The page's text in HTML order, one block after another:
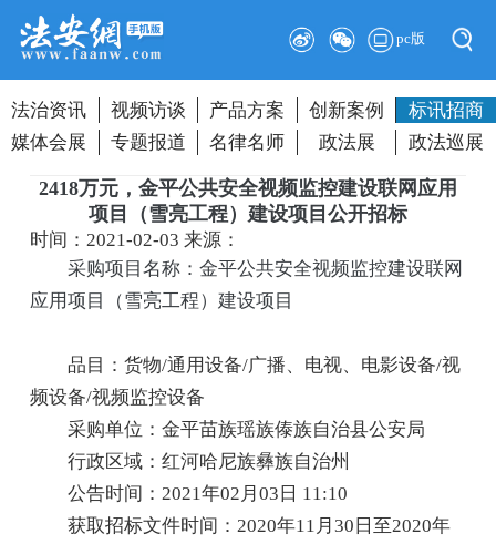
pc版
法治资讯 视频访谈 产品方案 创新案例
标讯招商
媒体会展
专题报道 名律名师 政法展 政法巡展
2418万元，金平公共安全视频监控建设联网应用
项目（雪亮工程）建设项目公开招标
时间：2021-02-03来源：
采购项目名称：金平公共安全视频监控建设联网
应用项目（雪亮工程）建设项目
品目：货物/通用设备/广播、电视、电影设备/视
频设备/视频监控设备
采购单位：金平苗族瑶族傣族自治县公安局
行政区域：红河哈尼族彝族自治州
公告时间：2021年02月03日 11:10
获取招标文件时间：2020年11月30日至2020年